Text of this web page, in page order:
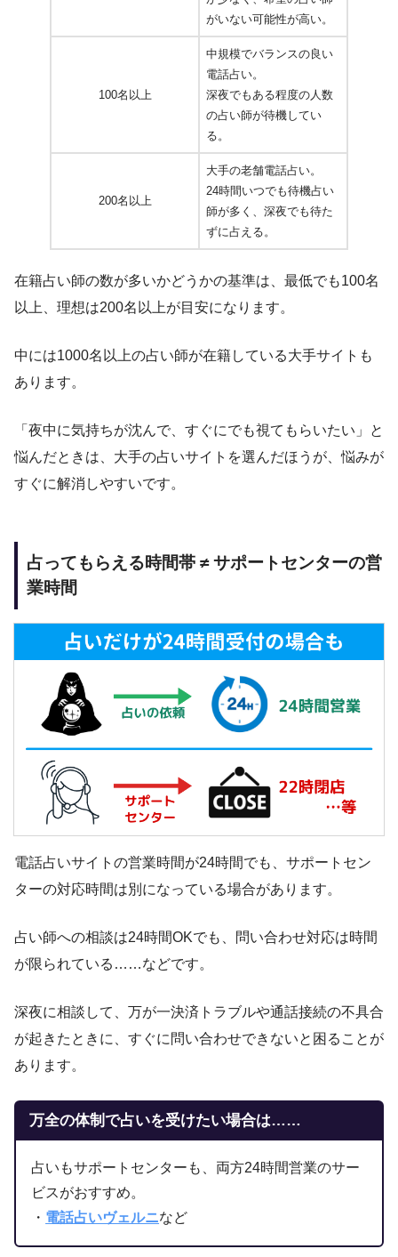
がいない可能性が高い。
100名以上
中規模でバランスの良い
電話占い。
深夜でもある程度の人数
の占い師が待機してい
る。
200名以上
大手の老舗電話占い。
24時間いつでも待機占い
師が多く、深夜でも待た
ずに占える。
在籍占い師の数が多いかどうかの基準は、最低でも100名
以上、理想は200名以上が目安になります。
中には1000名以上の占い師が在籍している大手サイトも
あります。
「夜中に気持ちが沈んで、すぐにでも視てもらいたい」と
悩んだときは、大手の占いサイトを選んだほうが、悩みが
すぐに解消しやすいです。
占ってもらえる時間帯 ≠ サポートセンターの営
業時間
電話占いサイトの営業時間が24時間でも、サポートセン
ターの対応時間は別になっている場合があります。
占い師への相談は24時間OKでも、問い合わせ対応は時間
が限られている……などです。
深夜に相談して、万が一決済トラブルや通話接続の不具合
が起きたときに、すぐに問い合わせできないと困ることが
あります。
万全の体制で占いを受けたい場合は……
占いもサポートセンターも、両方24時間営業のサー
ビスがおすすめ。
・ 電話占いヴェルニなど